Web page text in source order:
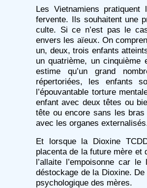
Les Vietnamiens
fervente. Ils souhaitent une
culte. Si ce n’est pas le
envers les aïeux. On
un, deux, trois enfants
un quatrième, un
estime qu’un grand
répertoriées, les enfants
l’épouvantable torture
enfant avec deux têtes ou
tête ou encore sans les
avec les organes
Et lorsque la Dioxine
placenta de la future mère et
l’allaite l’empoisonne car
déstockage de la Dioxine.
psychologique des mères.